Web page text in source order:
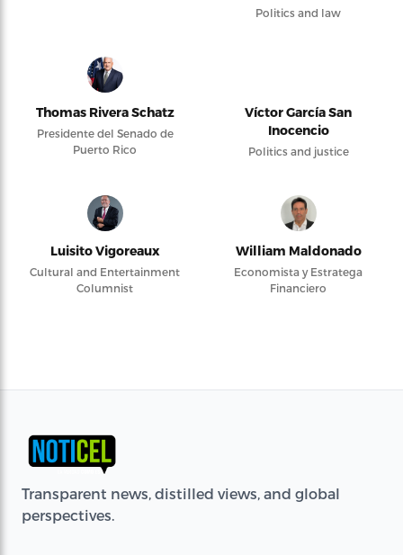
Politics and law
Thomas Rivera Schatz
Presidente del Senado de
Puerto Rico
Víctor García San
Inocencio
Politics and justice
Luisito Vigoreaux
Cultural and Entertainment
Columnist
William Maldonado
Economista y Estratega
Financiero
Transparent news, distilled views, and global
perspectives.